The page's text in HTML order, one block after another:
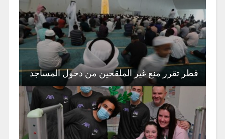
قطر تقرر منع غير الملقحين من دخول المساجد